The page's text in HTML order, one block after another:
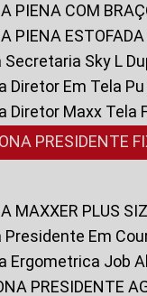
PIENA COM
PIENA
Secretaria Sky L
Diretor Em Tela
Diretor Maxx Tela
PRESIDENTE
MAXXER PLUS
Presidente Em
Ergometrica Job
PRESIDENTE